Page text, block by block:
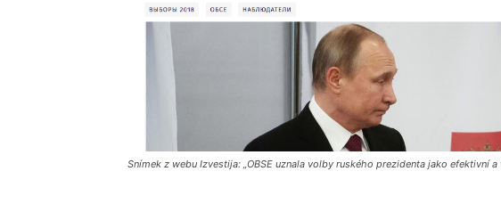
Snímek z webu Izvestija: „OBSE uznala volby ruského prezidenta jako efektivní a